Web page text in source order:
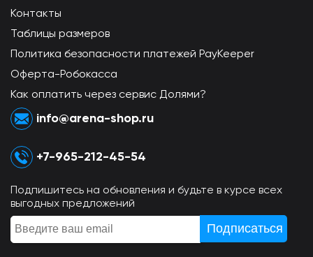
Контакты
Таблицы размеров
Политика безопасности платежей PayKeeper
Оферта-Робокасса
Как оплатить через сервис Долями?
info@arena-shop.ru
+7-965-212-45-54
Подпишитесь на обновления и будьте в курсе всех
выгодных предложений